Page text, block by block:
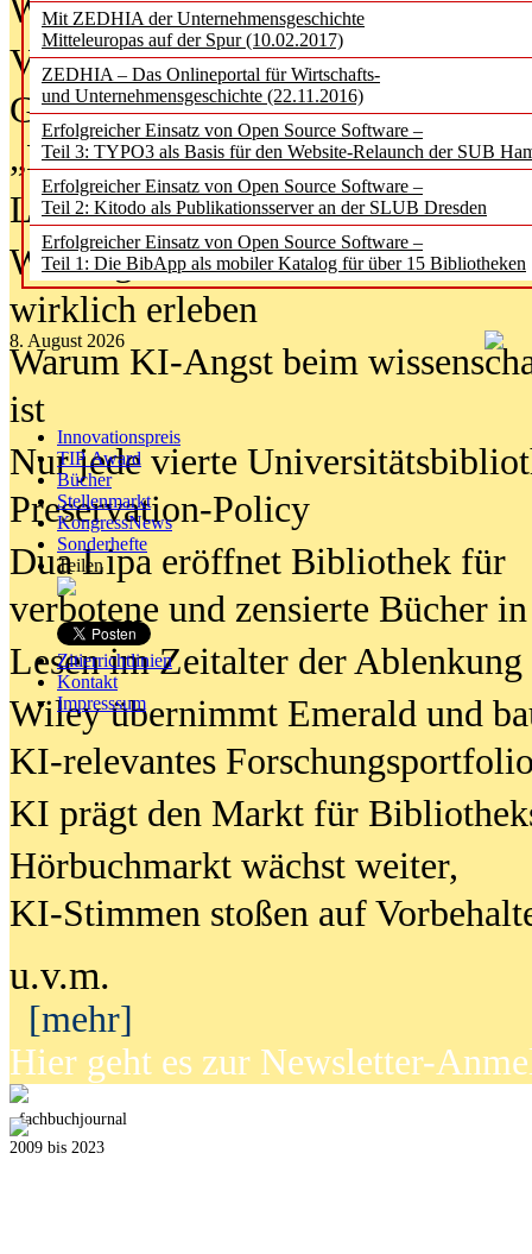
Mit ZEDHIA der Unternehmensgeschichte
Mitteleuropas auf der Spur (10.02.2017)
ZEDHIA – Das Onlineportal für Wirtschafts-
und Unternehmensgeschichte (22.11.2016)
Erfolgreicher Einsatz von Open Source Software –
Teil 3: TYPO3 als Basis für den Website-Relaunch der SUB
Erfolgreicher Einsatz von Open Source Software –
Teil 2: Kitodo als Publikationsserver an der SLUB Dresden
Erfolgreicher Einsatz von Open Source Software –
Teil 1: Die BibApp als mobiler Katalog für über 15 Bibliotheken
8. August 2026
Innovationspreis
TIP Award
Bücher
Stellenmarkt
KongressNews
Sonderhefte
Teilen
Zitierrichtlinien
Kontakt
Impresssum
Wenn Bots katalogisieren
Von Abschlusskleidern bis
Geisterjagd-Ausrüstung in der
„Library of Things“ unterwegs
Lesen als Infrastrukturaufgabe
Wie Jugendliche Social Media
wirklich erleben
Warum KI-Angst beim
ist
Nur jede vierte
Preservation-Policy
Dua Lipa eröffnet Bibliothek für
verbotene und zensierte Bücher
Lesen im Zeitalter der Ablenkung
Wiley übernimmt Emerald und
KI-relevantes
KI prägt den Markt für
Hörbuchmarkt wächst weiter,
KI-Stimmen stoßen auf
u.v.m.
[mehr]
Hier geht es zur Newsletter-
fachbuchjournal
2009 bis 2023